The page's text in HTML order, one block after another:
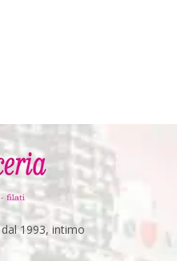
1993, intimo